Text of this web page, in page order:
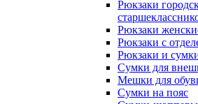
Рюкзаки
Рюкзаки
Рюкзаки с
Рюкзаки и
Сумки для
Мешки для
Сумки на пояс